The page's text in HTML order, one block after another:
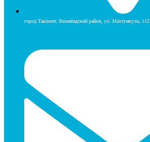
город Ташкент, Яшнабадский район, ул. Махтумкули, 112